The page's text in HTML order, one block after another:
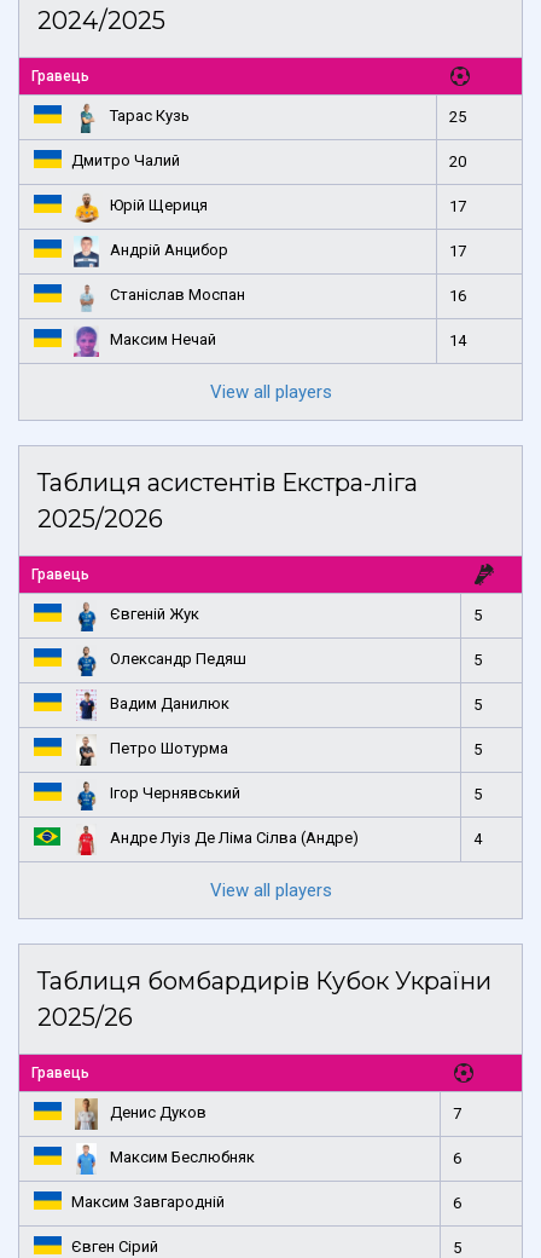
2024/2025
Гравець
Тарас Кузь 25
Дмитро Чалий 20
Юрій Щериця 17
Андрій Анцибор 17
Станіслав Моспан 16
Максим Нечай 14
View all players
Таблиця асистентів Екстра-ліга
2025/2026
Гравець
Євгеній Жук 5
Олександр Педяш 5
Вадим Данилюк 5
Петро Шотурма 5
Ігор Чернявський 5
Андре Луіз Де Ліма Сілва (Андре) 4
View all players
Таблиця бомбардирів Кубок України
2025/26
Гравець
Денис Дуков 7
Максим Беслюбняк 6
Максим Завгародній 6
Євген Сірий 5